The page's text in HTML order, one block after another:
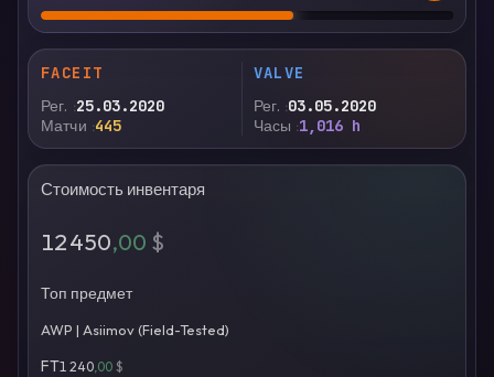
FACEIT
Рег. 25.03.2020
Матчи 445
VALVE
Рег. 03.05.2020
Часы 1,016 h
Стоимость инвентаря
12 450,00 $
Топ предмет
AWP | Asiimov (Field-Tested)
FT1 240 ,00 $